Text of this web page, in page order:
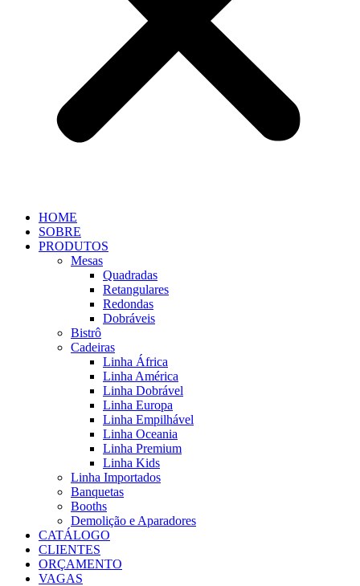
HOME
SOBRE
PRODUTOS
Mesas
Quadradas
Retangulares
Redondas
Dobráveis
Bistrô
Cadeiras
Linha África
Linha América
Linha Dobrável
Linha Europa
Linha Empilhável
Linha Oceania
Linha Premium
Linha Kids
Linha Importados
Banquetas
Booths
Demolição e Aparadores
CATÁLOGO
CLIENTES
ORÇAMENTO
VAGAS